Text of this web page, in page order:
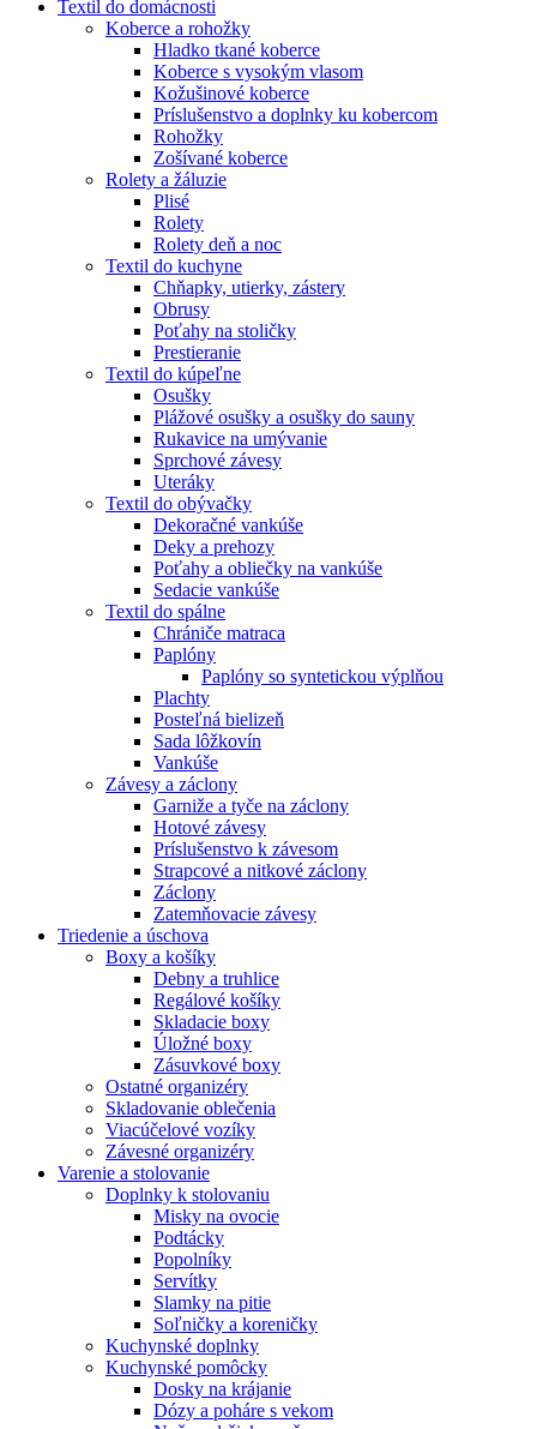
Textil do domácnosti
Koberce a rohožky
Hladko tkané koberce
Koberce s vysokým vlasom
Kožušinové koberce
Príslušenstvo a doplnky ku kobercom
Rohožky
Zošívané koberce
Rolety a žáluzie
Plisé
Rolety
Rolety deň a noc
Textil do kuchyne
Chňapky, utierky, zástery
Obrusy
Poťahy na stoličky
Prestieranie
Textil do kúpeľne
Osušky
Plážové osušky a osušky do sauny
Rukavice na umývanie
Sprchové závesy
Uteráky
Textil do obývačky
Dekoračné vankúše
Deky a prehozy
Poťahy a obliečky na vankúše
Sedacie vankúše
Textil do spálne
Chrániče matraca
Paplóny
Paplóny so syntetickou výplňou
Plachty
Posteľná bielizeň
Sada lôžkovín
Vankúše
Závesy a záclony
Garniže a tyče na záclony
Hotové závesy
Príslušenstvo k závesom
Strapcové a nitkové záclony
Záclony
Zatemňovacie závesy
Triedenie a úschova
Boxy a košíky
Debny a truhlice
Regálové košíky
Skladacie boxy
Úložné boxy
Zásuvkové boxy
Ostatné organizéry
Skladovanie oblečenia
Viacúčelové vozíky
Závesné organizéry
Varenie a stolovanie
Doplnky k stolovaniu
Misky na ovocie
Podtácky
Popolníky
Servítky
Slamky na pitie
Soľničky a koreničky
Kuchynské doplnky
Kuchynské pomôcky
Dosky na krájanie
Dózy a poháre s vekom